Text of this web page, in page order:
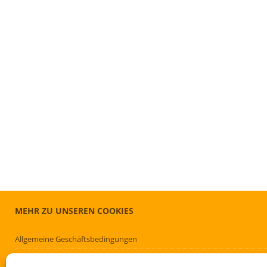
MEHR ZU UNSEREN COOKIES
Allgemeine Geschäftsbedingungen